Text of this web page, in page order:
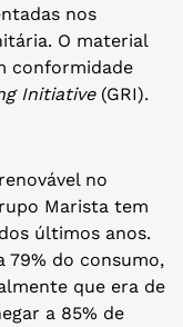
nos
O material
conformidade
Initiative(GRI).
no
Marista tem
últimos anos.
79% do consumo,
que era de
a 85% de